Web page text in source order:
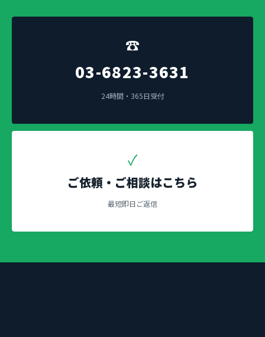
☎
03-6823-3631
24時間・365日受付
✓
ご依頼・ご相談はこちら
最短即日ご返信